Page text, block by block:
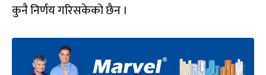
कुनै निर्णय गरिसकेको छैन ।